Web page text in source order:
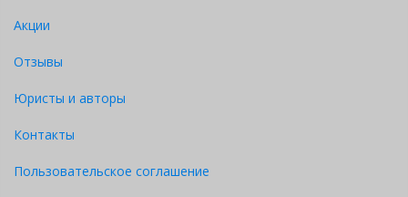
Акции
Отзывы
Юристы и авторы
Контакты
Пользовательское соглашение